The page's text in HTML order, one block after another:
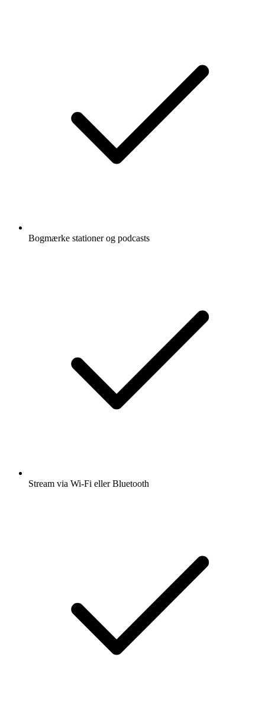
Bogmærke stationer og podcasts
Stream via Wi-Fi eller Bluetooth